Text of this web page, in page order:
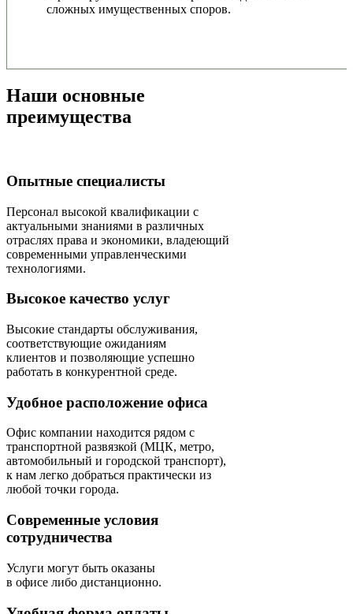
сложных имущественных споров.
Наши основные
преимущества
Опытные специалисты
Персонал высокой квалификации с
актуальными знаниями в различных
отраслях права и экономики, владеющий
современными управленческими
технологиями.
Высокое качество услуг
Высокие стандарты обслуживания,
соответствующие ожиданиям
клиентов и позволяющие успешно
работать в конкурентной среде.
Удобное расположение офиса
Офис компании находится рядом с
транспортной развязкой (МЦК, метро,
автомобильный и городской транспорт),
к нам легко добраться практически из
любой точки города.
Современные условия
сотрудничества
Услуги могут быть оказаны
в офисе либо дистанционно.